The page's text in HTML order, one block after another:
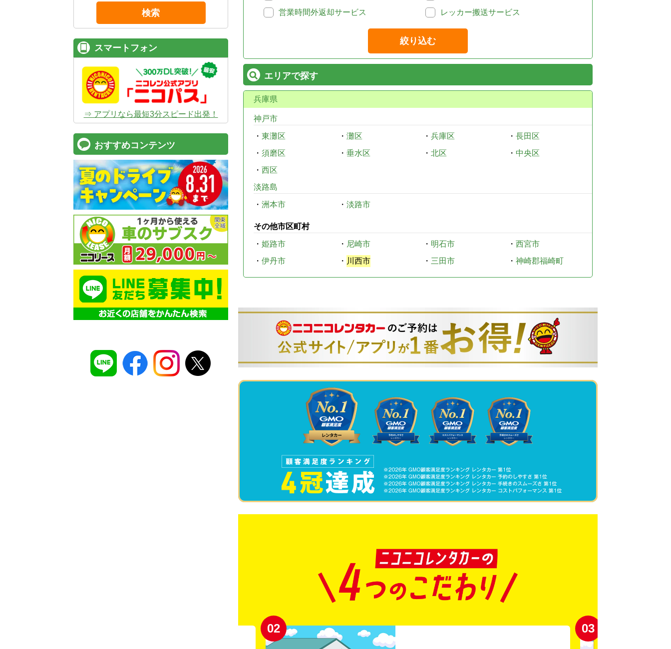
営業時間外返却サービス
レッカー搬送サービス
絞り込む
エリアで探す
兵庫県
神戸市
・ 東灘区 ・ 灘区 ・ 兵庫区 ・ 長田区
・ 須磨区 ・ 垂水区 ・ 北区 ・ 中央区
・ 西区
淡路島
・ 洲本市 ・ 淡路市
その他市区町村
・ 姫路市 ・ 尼崎市 ・ 明石市 ・ 西宮市
・ 伊丹市 ・ 川西市 ・ 三田市 ・ 神崎郡福崎町
02 03
検索
スマートフォン
⇒ アプリなら最短3分スピード出発！
おすすめコンテンツ